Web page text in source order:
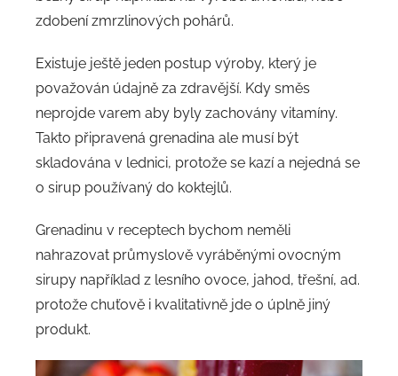
zdobení zmrzlinových pohárů.
Existuje ještě jeden postup výroby, který je
považován údajně za zdravější. Kdy směs
neprojde varem aby byly zachovány vitamíny.
Takto připravená grenadina ale musí být
skladována v lednici, protože se kazí a nejedná se
o sirup používaný do koktejlů.
Grenadinu v receptech bychom neměli
nahrazovat průmyslově vyráběnými ovocným
sirupy například z lesního ovoce, jahod, třešní, ad.
protože chuťově i kvalitativně jde o úplně jiný
produkt.